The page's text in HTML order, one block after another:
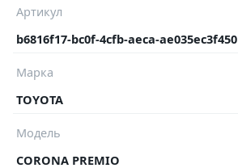
Артикул
b6816f17-bc0f-4cfb-aeca-ae035ec3f450
Марка
TOYOTA
Модель
CORONA PREMIO